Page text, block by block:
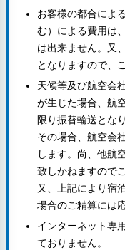
お客様の都合によ
む）による費用は
は出来ません。又
となりますので、
天候等及び航空会
が生じた場合、航
限り振替輸送とな
その場合、航空会
します。尚、他航
致しかねますので
又、上記により宿
場合のご精算には
インターネット専
ておりません。